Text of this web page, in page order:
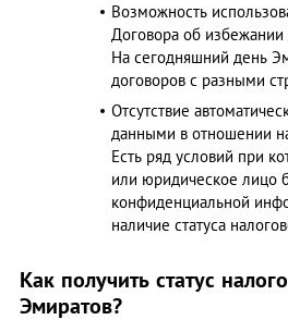
Возможность
Договора об
На сегодняшний день
договоров с разными
Отсутствие
данными в отношении
Есть ряд условий при
или юридическое лицо
конфиденциальной
наличие статуса
Как получить статус
Эмиратов?